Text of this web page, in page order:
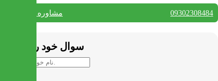
مشاوره واتس آپ 09302308484
سوال خود را بپرسید